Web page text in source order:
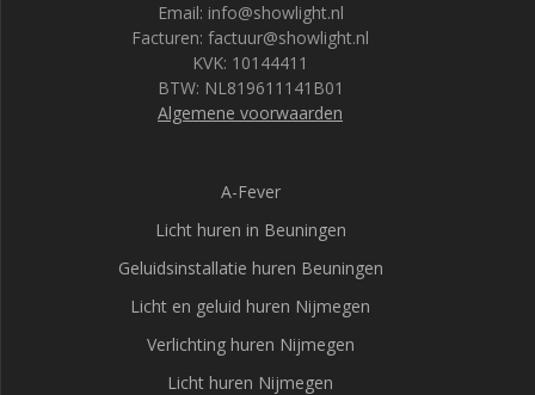
Email: info@showlight.nl
Facturen: factuur@showlight.nl
KVK: 10144411
BTW: NL819611141B01
Algemene voorwaarden
A-Fever
Licht huren in Beuningen
Geluidsinstallatie huren Beuningen
Licht en geluid huren Nijmegen
Verlichting huren Nijmegen
Licht huren Nijmegen